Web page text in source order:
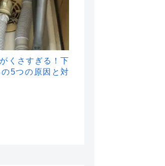
くさすぎる！下
5つの原因と対